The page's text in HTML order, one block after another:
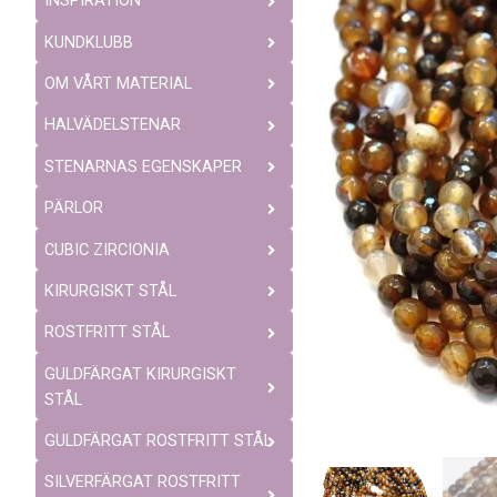
KUNDKLUBB
OM VÅRT MATERIAL
HALVÄDELSTENAR
STENARNAS EGENSKAPER
PÄRLOR
CUBIC ZIRCIONIA
KIRURGISKT STÅL
ROSTFRITT STÅL
GULDFÄRGAT KIRURGISKT
STÅL
GULDFÄRGAT ROSTFRITT STÅL
SILVERFÄRGAT ROSTFRITT